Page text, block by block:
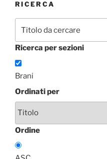
RICERCA
Ricerca per sezioni
Brani
Ordinati per
Ordine